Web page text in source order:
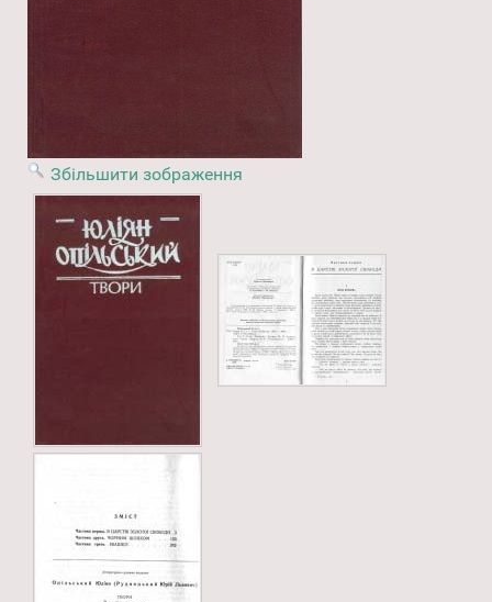
Збільшити зображення